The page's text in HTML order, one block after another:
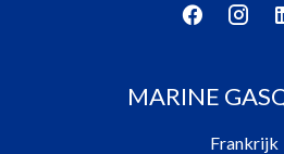
MARINE
Frankrijk